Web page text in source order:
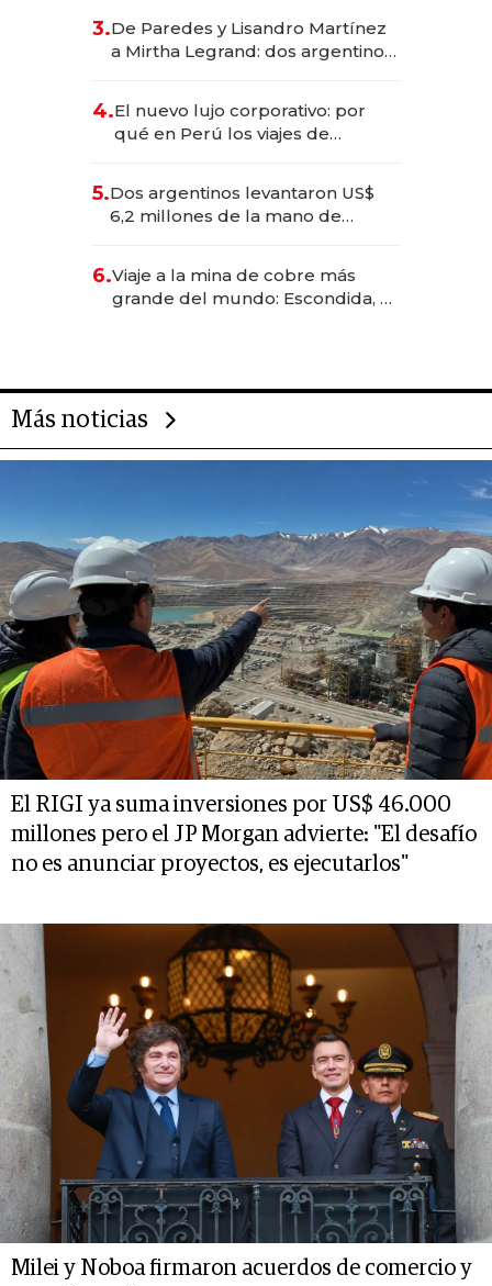
las marcas "fast premium"
3.De Paredes y Lisandro Martínez
a Mirtha Legrand: dos argentinos
4.El nuevo lujo corporativo: por
qué en Perú los viajes de
transformadoras
5.Dos argentinos levantaron US$
6,2 millones de la mano de
6.Viaje a la mina de cobre más
grande del mundo: Escondida, el
Más noticias
El RIGI ya suma inversiones por US$ 46.000
millones pero el JP Morgan advierte: "El desafío
no es anunciar proyectos, es ejecutarlos"
Milei y Noboa firmaron acuerdos de comercio y